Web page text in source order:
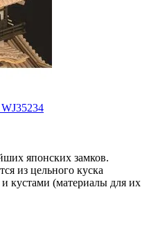
японских замков.
из цельного куска
кустами (материалы для их